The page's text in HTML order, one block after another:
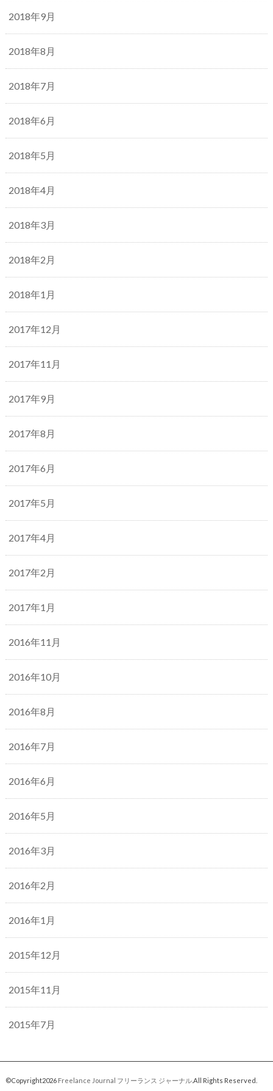
2018年9月
2018年8月
2018年7月
2018年6月
2018年5月
2018年4月
2018年3月
2018年2月
2018年1月
2017年12月
2017年11月
2017年9月
2017年8月
2017年6月
2017年5月
2017年4月
2017年2月
2017年1月
2016年11月
2016年10月
2016年8月
2016年7月
2016年6月
2016年5月
2016年3月
2016年2月
2016年1月
2015年12月
2015年11月
2015年7月
©Copyright2026 Freelance Journal フリーランス ジャーナル.All Rights Reserved.